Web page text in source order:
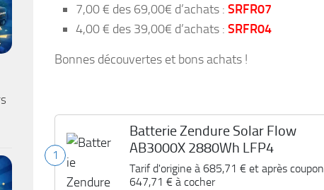
7,00 € des 69,00€ d’achats : SRFR07
4,00 € des 39,00€ d’achats : SRFR04
Bonnes découvertes et bons achats !
1
Batterie Zendure Solar Flow
AB3000X 2880Wh LFP4
Tarif d'origine à 685,71 € et après coupon
647,71 € à cocher